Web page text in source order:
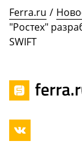
Ferra.ru /
"Ростех"
SWIFT